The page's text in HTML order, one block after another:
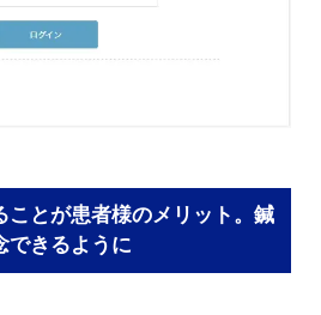
ことが患者様のメリット。鍼
できるように